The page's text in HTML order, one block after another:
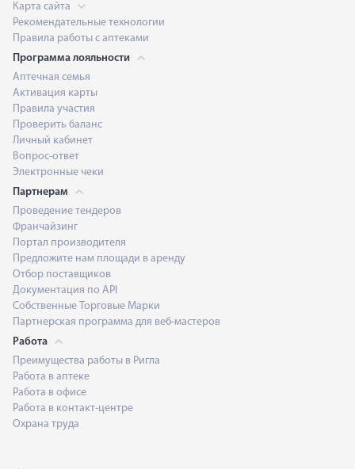
Карта сайта
Рекомендательные технологии
Правила работы с аптеками
Программа лояльности
Аптечная семья
Активация карты
Правила участия
Проверить баланс
Личный кабинет
Вопрос-ответ
Электронные чеки
Партнерам
Проведение тендеров
Франчайзинг
Портал производителя
Предложите нам площади в аренду
Отбор поставщиков
Документация по API
Собственные Торговые Марки
Партнерская программа для веб-мастеров
Работа
Преимущества работы в Ригла
Работа в аптеке
Работа в офисе
Работа в контакт-центре
Охрана труда